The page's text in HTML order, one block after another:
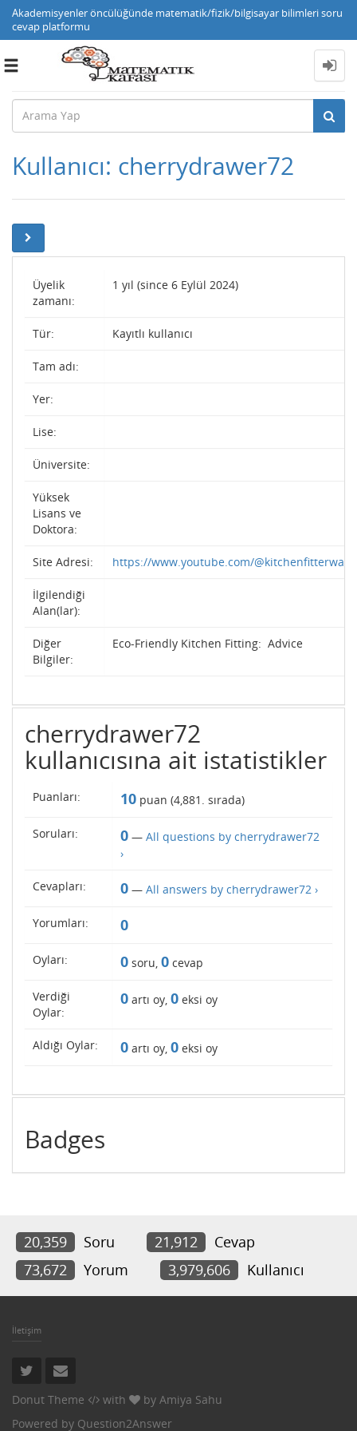
Akademisyenler öncülüğünde matematik/fizik/bilgisayar bilimleri soru
cevap platformu
Toggle
Kullanıcı: cherrydrawer72
Üyelik
zamanı:
1 yıl (since 6 Eylül 2024)
Tür: Kayıtlı kullanıcı
Tam adı:
Yer:
Lise:
Üniversite:
Yüksek
Lisans ve
Doktora:
Site Adresi: https://www.youtube.com/
İlgilendiği
Alan(lar):
Diğer
Bilgiler:
Eco-Friendly Kitchen Fitting: Advice
cherrydrawer72
kullanıcısına ait istatistikler
Puanları: 10 puan (4,881 . sırada)
Soruları: 0 — All questions by cherrydrawer72
›
Cevapları: 0 — All answers by cherrydrawer72 ›
Yorumları: 0
Oyları: 0 soru, 0 cevap
Verdiği
Oylar:
0 artı oy, 0 eksi oy
Aldığı Oylar: 0 artı oy, 0 eksi oy
Badges
20,359 Soru 21,912
Cevap
73,672
Yorum 3,979,606 Kullanıcı
İletişim
Donut Theme with by Amiya Sahu
Powered by Question2Answer